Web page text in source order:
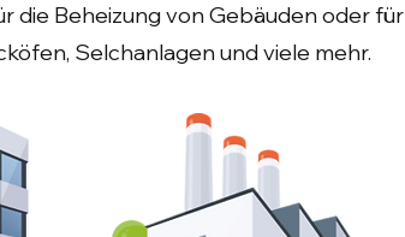
die Beheizung von Gebäuden oder für
Selchanlagen und viele mehr.